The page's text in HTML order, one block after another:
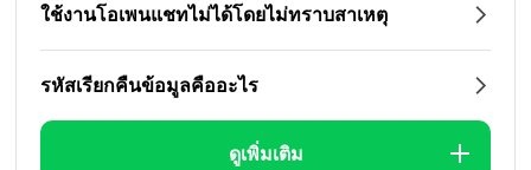
ใช้งานโอเพนแชทไม่ได้โดยไม่ทราบสาเหตุ
รหัสเรียกคืนข้อมูลคืออะไร
ดูเพิ่มเติม